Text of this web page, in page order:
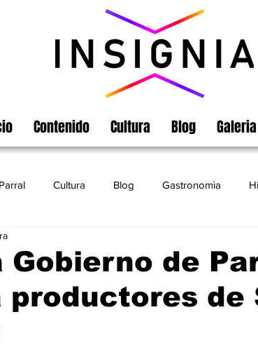
Contenido Cultura Blog Galeria
Cultura Blog Gastronomìa
Gobierno de
productores de